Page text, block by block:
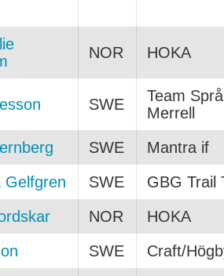
NOR HOKA
SWE
Team
Merrell
SWE
Mantra if
Gelfgren SWE
GBG Trail
NOR
HOKA
SWE Craft/